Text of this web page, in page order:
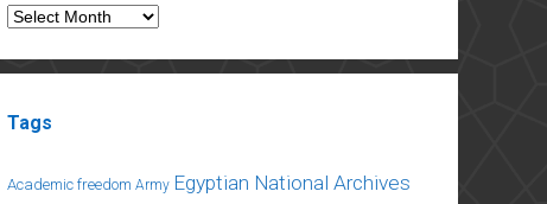
Archives
Tags
Academic freedom Army Egyptian National Archives